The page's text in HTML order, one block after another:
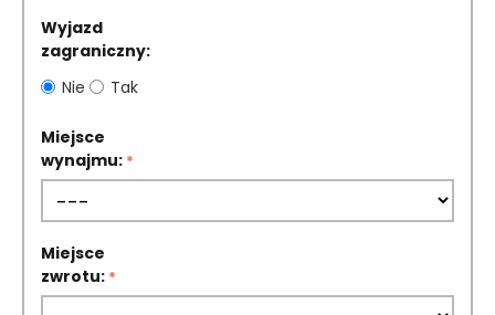
Wyjazd
zagraniczny:
Nie
Tak
Miejsce
wynajmu:
Miejsce
zwrotu: